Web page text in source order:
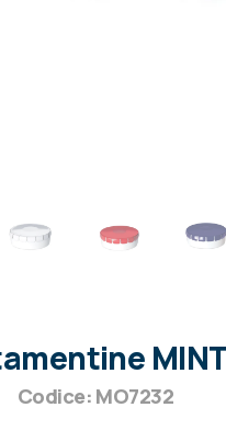
Codice: MO7232